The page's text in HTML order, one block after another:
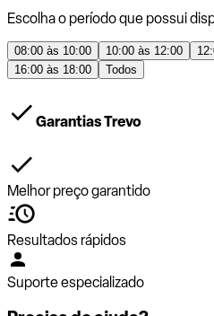
Escolha o período que possui
08:00 às 10:00 10:00 às 12:00
16:00 às 18:00
Todos
Garantias Trevo
Melhor preço garantido
Resultados rápidos
Suporte especializado